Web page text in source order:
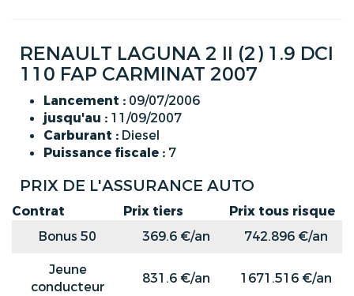
RENAULT LAGUNA 2 II (2) 1.9 DCI
110 FAP CARMINAT 2007
Lancement : 09/07/2006
jusqu'au : 11/09/2007
Carburant : Diesel
Puissance fiscale : 7
PRIX DE L'ASSURANCE AUTO
Contrat Prix tiers
Prix tous risque
Bonus 50
369.6 €/an
742.896 €/an
Jeune
conducteur
831.6 €/an 1671.516 €/an